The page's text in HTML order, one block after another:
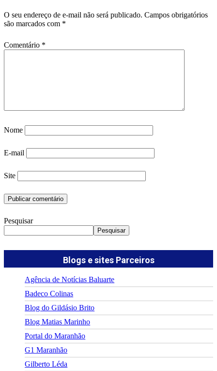
O seu endereço de e-mail não será publicado. Campos obrigatórios
são marcados com *
Comentário *
Nome
E-mail
Site
Pesquisar
Pesquisar
Blogs e sites Parceiros
Agência de Notícias Baluarte
Badeco Colinas
Blog do Gildásio Brito
Blog Matias Marinho
Portal do Maranhão
G1 Maranhão
Gilberto Léda